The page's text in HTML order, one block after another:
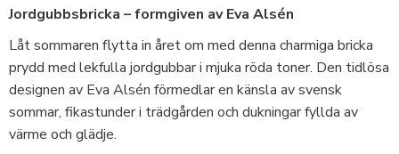
Jordgubbsbricka – formgiven av Eva Alsén
Låt sommaren flytta in året om med denna charmiga bricka
prydd med lekfulla jordgubbar i mjuka röda toner. Den tidlösa
designen av Eva Alsén förmedlar en känsla av svensk
sommar, fikastunder i trädgården och dukningar fyllda av
värme och glädje.